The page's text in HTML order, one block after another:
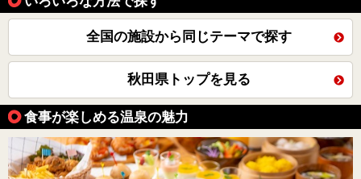
全国の施設から同じテーマで探す
秋田県トップを見る
食事が楽しめる温泉の魅力